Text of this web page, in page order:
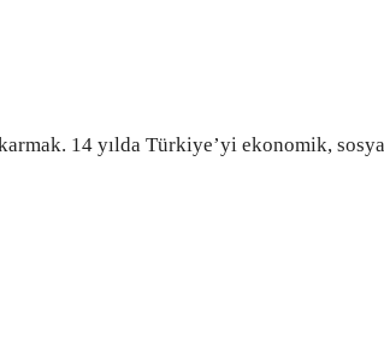
14 yılda Türkiye’yi ekonomik,